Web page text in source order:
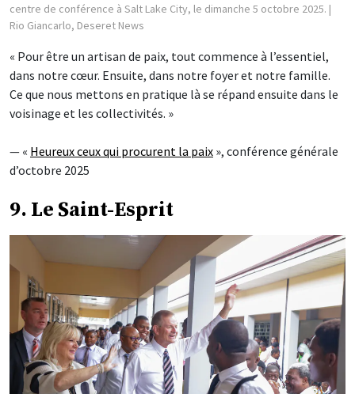
centre de conférence à Salt Lake City, le dimanche 5 octobre 2025. |
Rio Giancarlo, Deseret News
« Pour être un artisan de paix, tout commence à l’essentiel,
dans notre cœur. Ensuite, dans notre foyer et notre famille.
Ce que nous mettons en pratique là se répand ensuite dans le
voisinage et les collectivités. »
— « Heureux ceux qui procurent la paix », conférence générale
d’octobre 2025
9. Le Saint-Esprit